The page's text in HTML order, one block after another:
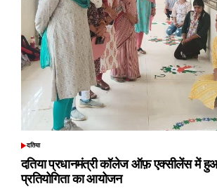
POSTED
दतिया
दतिया प्रधानमंत्री कॉलेज ऑफ़ एक्सीलेंस में हुआ
प्रतियोगिता का आयोजन